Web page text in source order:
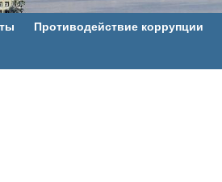
Противодействие коррупции